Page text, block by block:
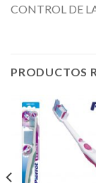
CONTROL DE
PRODUCTOS